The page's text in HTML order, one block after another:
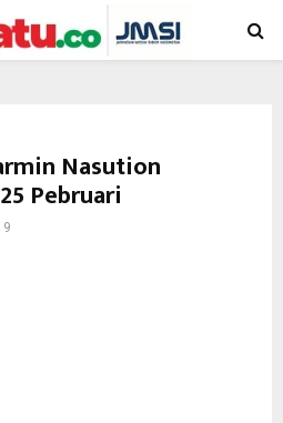
Nasution
Pebruari